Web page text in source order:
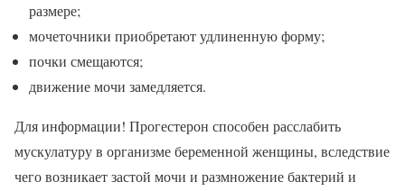
размере;
мочеточники приобретают удлиненную форму;
почки смещаются;
движение мочи замедляется.
Для информации! Прогестерон способен расслабить
мускулатуру в организме беременной женщины, вследствие
чего возникает застой мочи и размножение бактерий и